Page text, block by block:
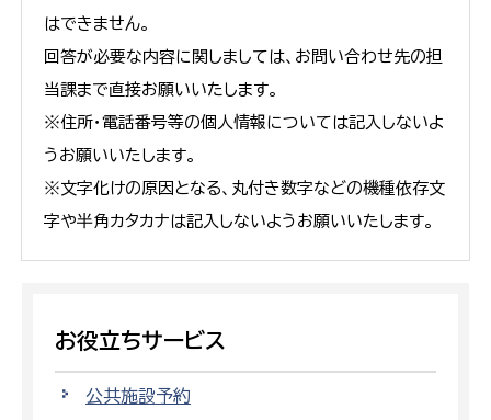
はできません。
回答が必要な内容に関しましては、お問い合わせ先の担
当課まで直接お願いいたします。
※住所・電話番号等の個人情報については記入しないよ
うお願いいたします。
※文字化けの原因となる、丸付き数字などの機種依存文
字や半角カタカナは記入しないようお願いいたします。
お役立ちサービス
公共施設予約